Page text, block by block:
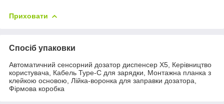
Приховати
Спосіб упаковки
Автоматичний сенсорний дозатор диспенсер X5, Керівництво
користувача, Кабель Type-C для зарядки, Монтажна планка з
клейкою основою, Лійка-воронка для заправки дозатора,
Фірмова коробка